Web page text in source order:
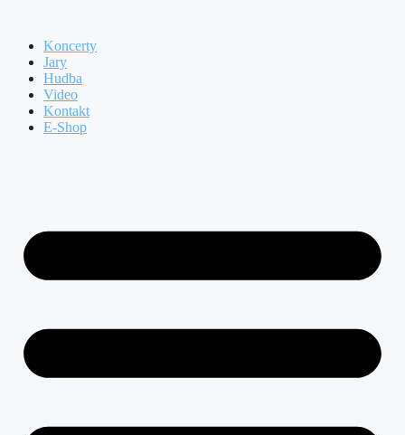
obsah
Koncerty
Jary
Hudba
Video
Kontakt
E-Shop